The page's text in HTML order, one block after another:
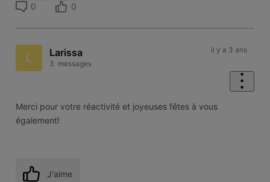
0 0
L Larissa
3 messages
il y a 3 ans
Merci pour votre réactivité et joyeuses fêtes à vous
également!
J'aime